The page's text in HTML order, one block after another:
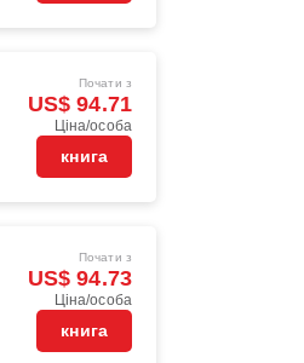
Почати з
US$ 94.71
Ціна/особа
книга
Почати з
US$ 94.73
Ціна/особа
книга